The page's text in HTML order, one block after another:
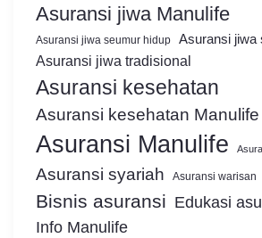
Asuransi jiwa Manulife
Asuransi jiwa seumur hidup Asuransi jiwa
Asuransi jiwa tradisional
Asuransi kesehatan
Asuransi kesehatan Manulife
Asuransi Manulife
Asuransi syariah Asuransi warisan
Bisnis asuransi Edukasi
Info Manulife